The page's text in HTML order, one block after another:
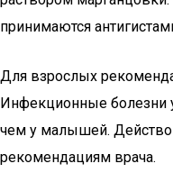
принимаются
Для взрослых
Инфекционные болезни
чем у малышей.
рекомендациям врача.